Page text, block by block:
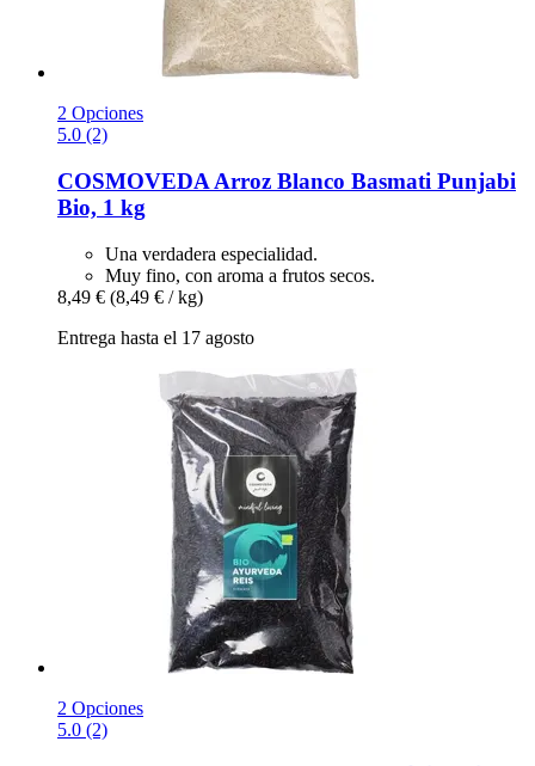
2 Opciones
5.0 (2)
COSMOVEDA Arroz Blanco Basmati Punjabi
Bio, 1 kg
Una verdadera especialidad.
Muy fino, con aroma a frutos secos.
8,49 € (8,49 € / kg)
Entrega hasta el 17 agosto
2 Opciones
5.0 (2)